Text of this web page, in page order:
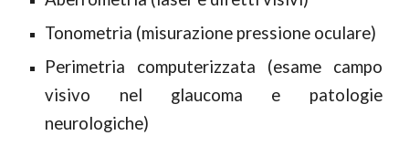
Tonometria (misurazione pressione oculare)
Perimetria computerizzata (esame campo
visivo nel glaucoma e patologie
neurologiche)